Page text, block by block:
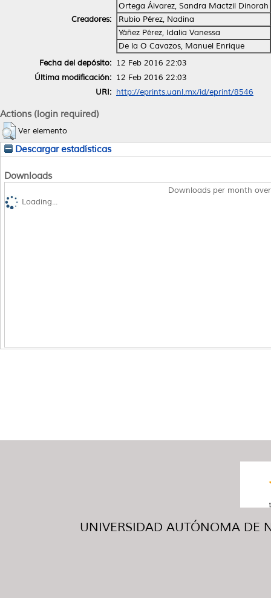
Creadores:
Ortega Álvarez, Sandra Mactzil Dinorah
Rubio Pérez, Nadina
Yáñez Pérez, Idalia Vanessa
De la O Cavazos, Manuel Enrique
Fecha del depósito: 12 Feb 2016 22:03
Última modificación: 12 Feb 2016 22:03
URI: http://eprints.uanl.mx/id/eprint/8546
Actions (login required)
Ver elemento
Descargar estadísticas
Downloads
Downloads per month
Loading...
UNIVERSIDAD AUTÓNOMA DE